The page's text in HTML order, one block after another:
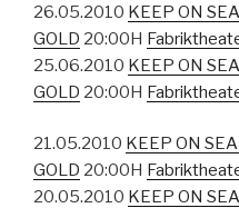
26.05.2010 KEEP ON
GOLD 20:00H
25.06.2010 KEEP ON
GOLD 20:00H
21.05.2010 KEEP ON
GOLD 20:00H
20.05.2010 KEEP ON